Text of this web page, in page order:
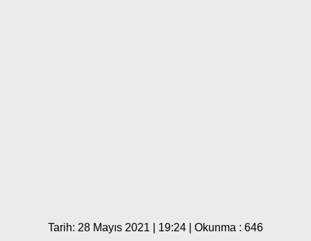
Tarih: 28 Mayıs 2021 | 19:24 | Okunma : 646